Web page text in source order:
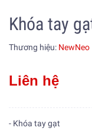
Khóa tay
Thương hiệu: NewNeo
Liên hệ
- Khóa tay gạt